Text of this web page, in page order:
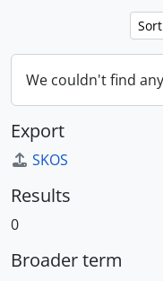
We couldn't find
Export
SKOS
Results
0
Broader term